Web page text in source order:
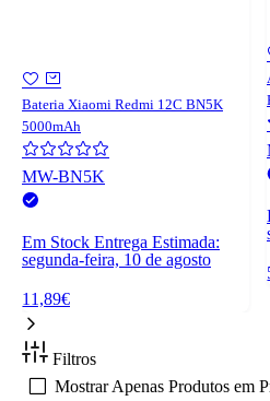
Bateria Xiaomi Redmi 12C BN5K
5000mAh
MW-BN5K
Em Stock Entrega Estimada:
segunda-feira, 10 de agosto
11,89€
Filtros
Mostrar Apenas Produtos em